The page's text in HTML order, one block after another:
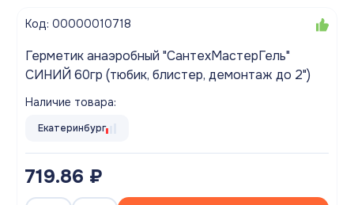
Код: 00000010718
Герметик анаэробный "СантехМастерГель"
СИНИЙ 60гр (тюбик, блистер, демонтаж до 2")
Наличие товара:
Екатеринбург
719.86 ₽